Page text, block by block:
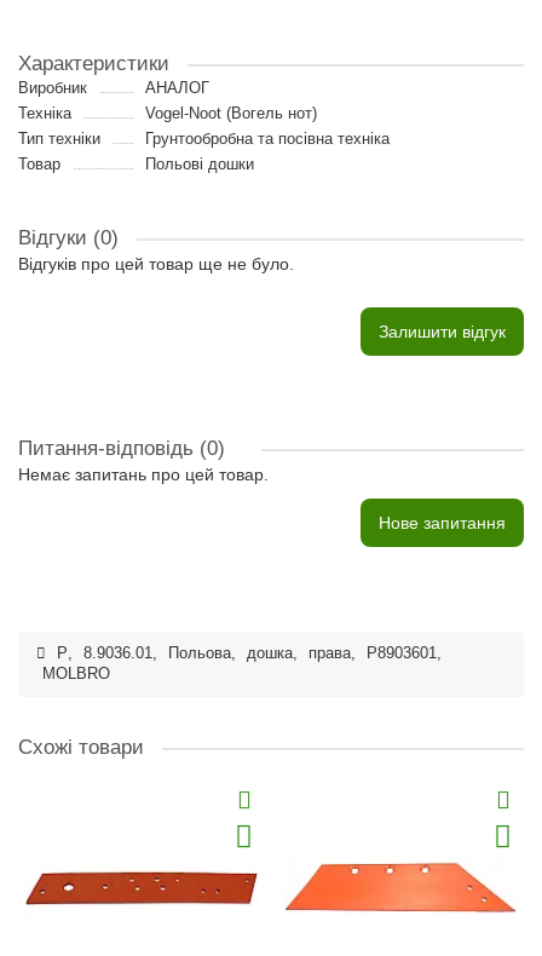
Характеристики
Виробник
АНАЛОГ
Техніка
Vogel-Noot (Вогель нот)
Тип техніки
Грунтообробна та посівна техніка
Товар
Польові дошки
Відгуки (0)
Відгуків про цей товар ще не було.
Залишити відгук
Питання-відповідь (0)
Немає запитань про цей товар.
Нове запитання
P, 8.9036.01, Польова, дошка, права, P8903601,
MOLBRO
Схожі товари